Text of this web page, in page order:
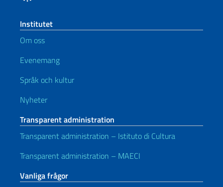
Institutet
Om oss
Evenemang
Språk och kultur
Nyheter
Transparent administration
Transparent administration – Istituto di Cultura
Transparent administration – MAECI
Vanliga frågor